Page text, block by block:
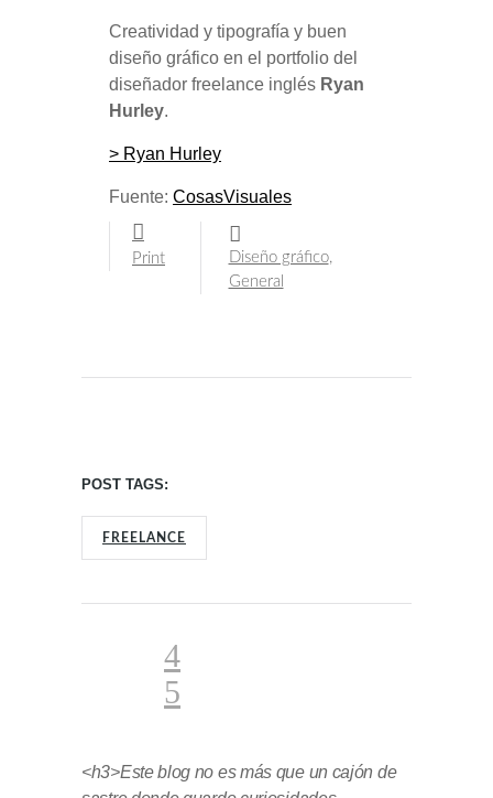
Creatividad y tipografía y buen
diseño gráfico en el portfolio del
diseñador freelance inglés Ryan
Hurley.
> Ryan Hurley
Fuente: CosasVisuales
Print Diseño gráfico,
General
POST TAGS:
FREELANCE
<h3>Este blog no es más que un cajón de